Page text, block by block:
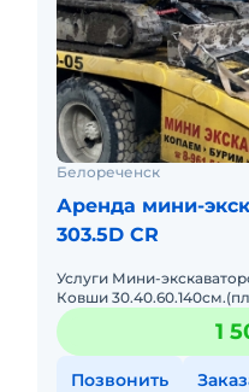
Белореченск
Аренда мини-
303.5D CR
Услуги Мини-
Ковши
операторы (машинисты).
1
Позвонить